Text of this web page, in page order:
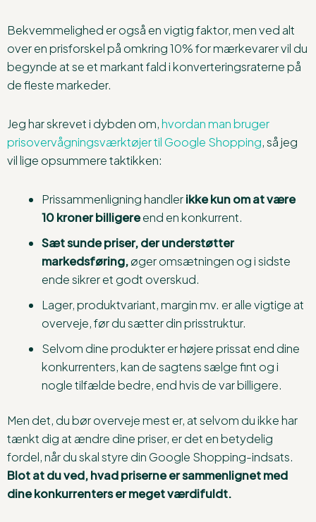
Bekvemmelighed er også en vigtig faktor, men ved alt
over en prisforskel på omkring 10% for mærkevarer vil du
begynde at se et markant fald i konverteringsraterne på
de fleste markeder.
Jeg har skrevet i dybden om,hvordan man bruger
prisovervågningsværktøjer til Google Shopping, så jeg
vil lige opsummere taktikken:
Prissammenligning handlerikke kun om at være
10 kroner billigereend en konkurrent.
Sæt sunde priser, der understøtter
markedsføring,øger omsætningen og i sidste
ende sikrer et godt overskud.
Lager, produktvariant, margin mv. er alle vigtige at
overveje, før du sætter din prisstruktur.
Selvom dine produkter er højere prissat end dine
konkurrenters, kan de sagtens sælge fint og i
nogle tilfælde bedre, end hvis de var billigere.
Men det, du bør overveje mest er, at selvom du ikke har
tænkt dig at ændre dine priser, er det en betydelig
fordel, når du skal styre din Google Shopping-indsats.
Blot at du ved, hvad priserne er sammenlignet med
dine konkurrenters er meget værdifuldt.